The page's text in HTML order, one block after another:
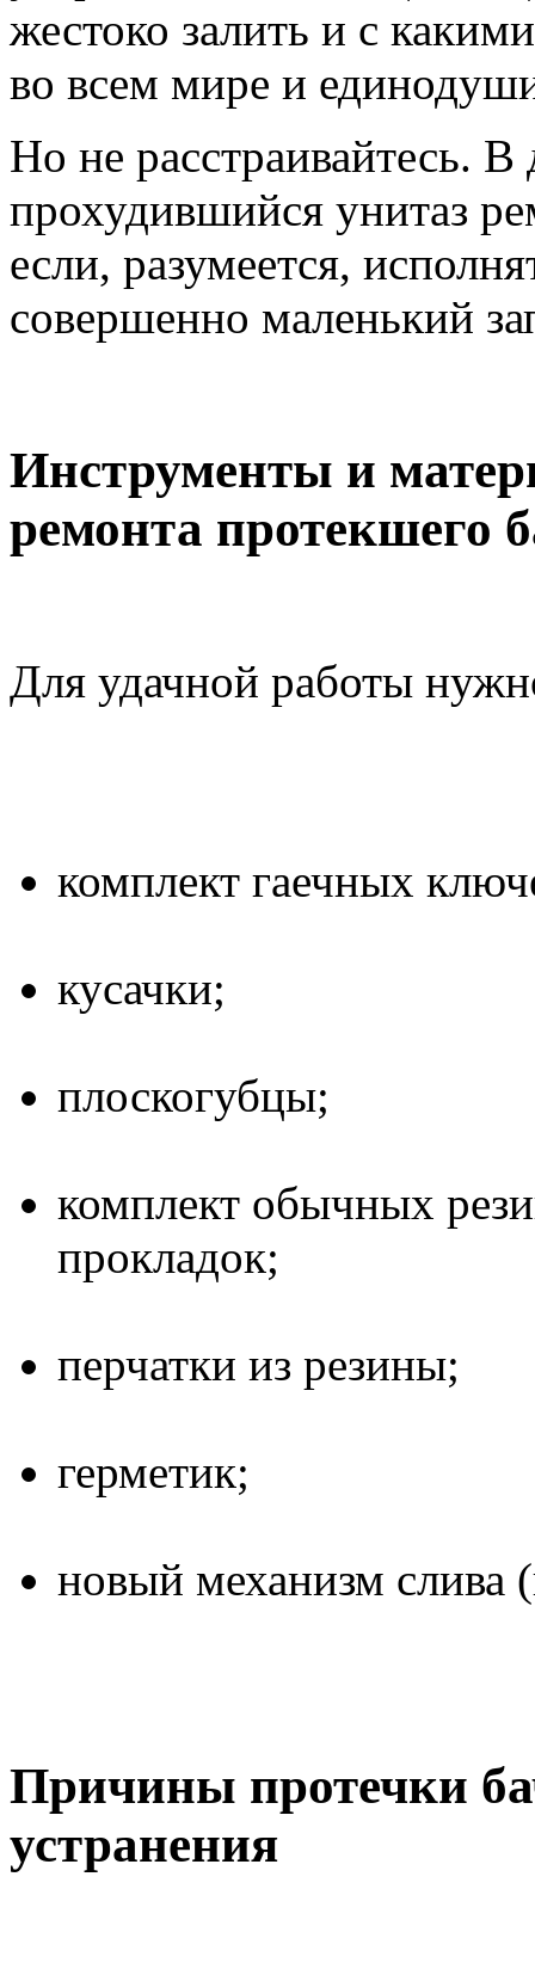
жестоко залить и с
во всем мире и
Но не расстраивайтесь. В
прохудившийся унитаз
если, разумеется,
совершенно маленький
Инструменты и
ремонта протекшего
Для удачной работы
комплект гаечных
кусачки;
плоскогубцы;
комплект обычных
прокладок;
перчатки из резины;
герметик;
новый механизм слива
Причины протечки
устранения